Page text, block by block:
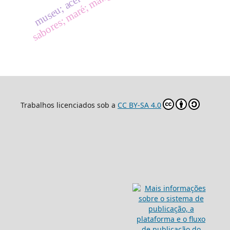
Trabalhos licenciados sob a CC BY-SA 4.0